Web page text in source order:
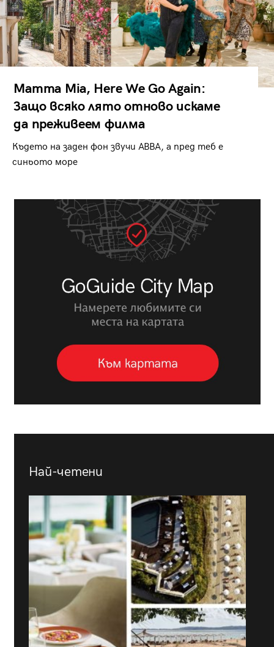
Mamma Mia, Here We Go Again:
Защо всяко лято отново искаме
да преживеем филма
Където на заден фон звучи ABBA, а пред теб е
синьото море
Най-четени